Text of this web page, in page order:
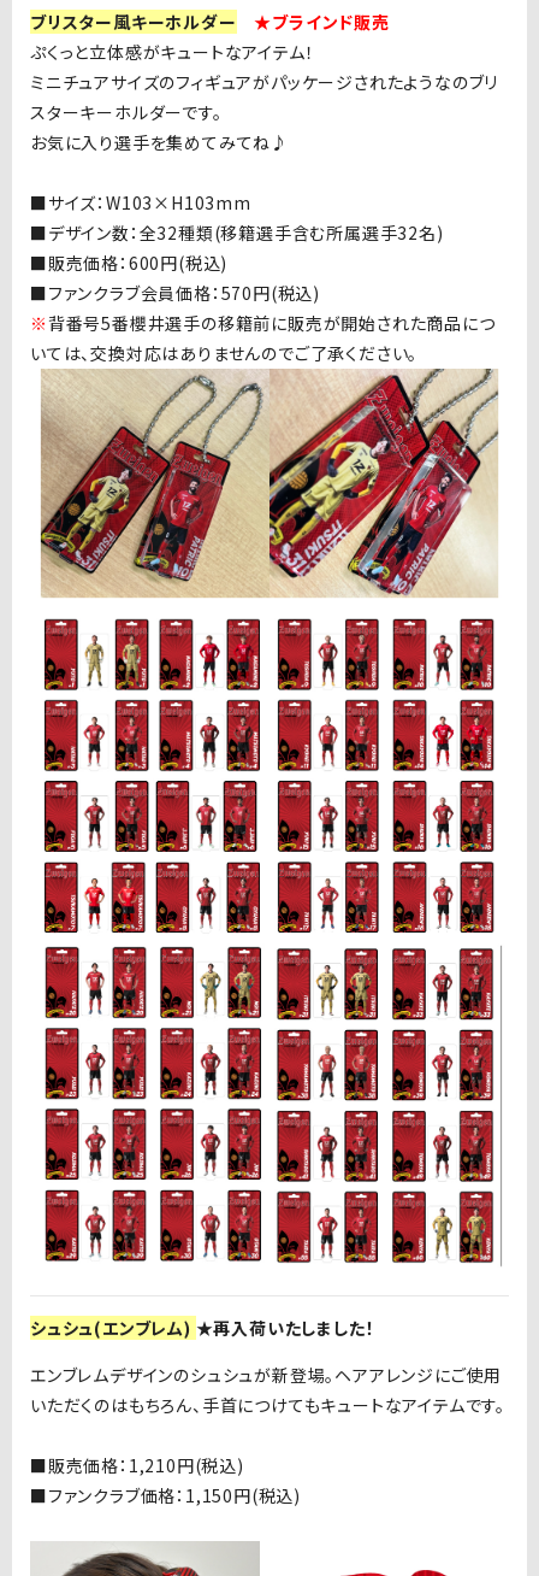
ブリスター風キーホルダー
★ブラインド販売
ぷくっと立体感がキュートなアイテム！
ミニチュアサイズのフィギュアがパッケージされたようなのブリ
スターキーホルダーです。
お気に入り選手を集めてみてね♪
■サイズ： W103 ×H103mm
■デザイン数：全32種類(移籍選手含む所属選手32名)
■販売価格： 600円(税込)
■ファンクラブ会員価格： 570円(税込)
※背番号5番櫻井選手の移籍前に販売が開始された商品につ
いては、交換対応はありませんのでご了承ください。
シュシュ(エンブレム) ★再入荷いたしました！
エンブレムデザインのシュシュが新登場。ヘアアレンジにご使用
いただくのはもちろん、手首につけてもキュートなアイテムです。
■販売価格： 1,210円(税込)
■ファンクラブ価格： 1,150円(税込)